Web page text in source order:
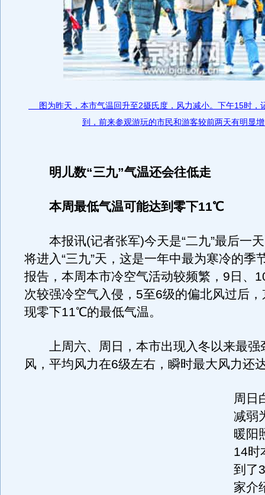
图为昨天，本市气温回升至2摄氏度，风力减小。下午15时，
到，前来参观游玩的市民和游客较前两天有明显
明儿数“三九”气温还会往低走
本周最低气温可能达到零下11℃
本报讯(记者张军)今天是“二九”最后一
将进入“三九”天，这是一年中最为寒冷的季
报告，本周本市冷空气活动较频繁，9日、
次较强冷空气入侵，5至6级的偏北风过后
现零下11℃的最低气温。
上周六、周日，本市出现入冬以来最强
风，平均风力在6级左右，瞬时最大风力还
周日
减弱
暖阳
14时
到了
家介